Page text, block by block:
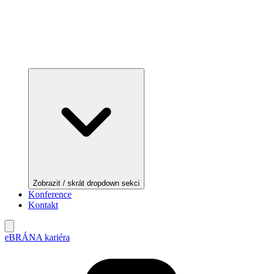
Zobrazit / skrát dropdown sekci
Konference
Kontakt
eBRÁNA kariéra